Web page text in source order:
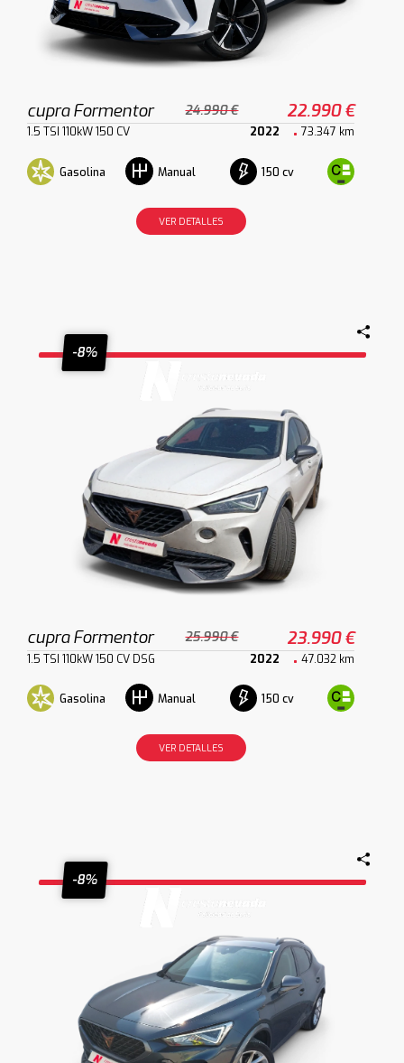
cupra Formentor 24.990 € 22.990 €
1.5 TSI 110kW 150 CV 2022 73.347 km
Gasolina Manual 150 cv
VER DETALLES
-8%
cupra Formentor 25.990 € 23.990 €
1.5 TSI 110kW 150 CV DSG 2022 47.032 km
Gasolina Manual 150 cv
VER DETALLES
-8%